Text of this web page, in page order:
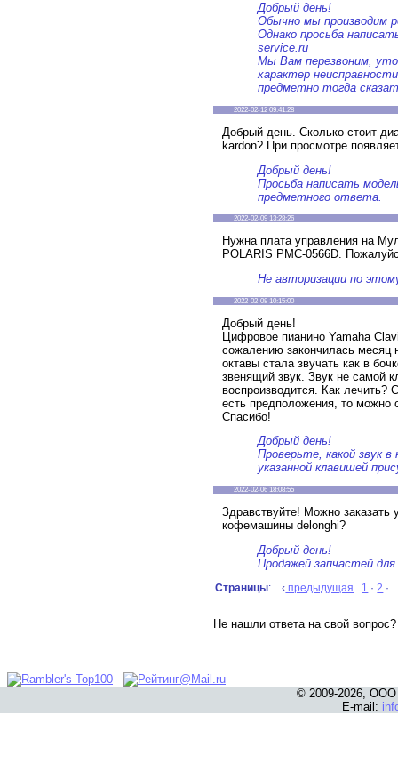
Добрый день!
Обычно мы производим
Однако просьба
service.ru
Мы Вам перезвоним,
характер
предметно тогда
2022-02-12 09:41:28
Добрый день. Сколько стоит
kardon? При просмотре
Добрый день!
Просьба написать
предметного ответа.
2022-02-09 13:28:26
Нужна плата управления на
POLARIS PMC-0566D.
Не авторизации по
2022-02-08 10:15:00
Добрый день!
Цифровое пианино Yamaha
сожалению закончилась
октавы стала звучать как в
звенящий звук. Звук не самой
воспроизводится. Как лечить?
есть предположения, то можно
Спасибо!
Добрый день!
Проверьте, какой звук
указанной клавишей
2022-02-06 18:08:55
Здравствуйте! Можно заказать
кофемашины delonghi?
Добрый день!
Продажей запчастей
Страницы: ‹ предыдущая 1 · 2 ·
Не нашли ответа на свой
© 2009-2026, ООО
E-mail: